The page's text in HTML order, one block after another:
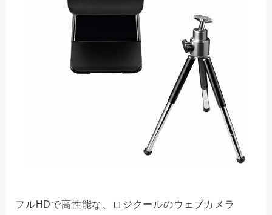
フルHDで高性能な、ロジクールのウェブカメラ